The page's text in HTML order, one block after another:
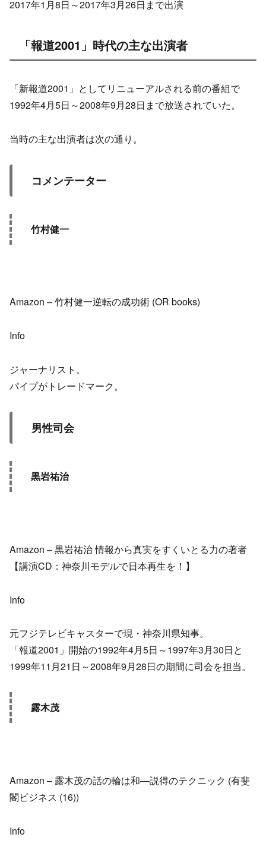
2017年1月8日～2017年3月26日まで出演
「報道2001」時代の主な出演者
「新報道2001」としてリニューアルされる前の番組で
1992年4月5日～2008年9月28日まで放送されていた。
当時の主な出演者は次の通り。
コメンテーター
竹村健一
Amazon – 竹村健一逆転の成功術 (OR books)
Info
ジャーナリスト。
パイプがトレードマーク。
男性司会
黒岩祐治
Amazon – 黒岩祐治 情報から真実をすくいとる力の著者
【講演CD：神奈川モデルで日本再生を！】
Info
元フジテレビキャスターで現・神奈川県知事。
「報道2001」開始の1992年4月5日～1997年3月30日と
1999年11月21日～2008年9月28日の期間に司会を担当。
露木茂
Amazon – 露木茂の話の輪は和―説得のテクニック (有斐
閣ビジネス (16))
Info